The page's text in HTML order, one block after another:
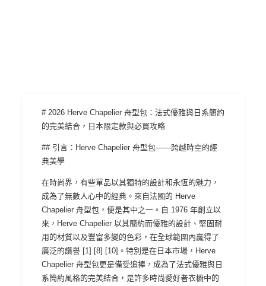
# 2026 Herve Chapelier 舟型包：法式優雅與日系簡約
的完美結合，日本限定款與必買攻略
## 引言：Herve Chapelier 舟型包——跨越時空的經
典美學
在時尚界，有些單品以其獨特的設計和永恆的魅力，
成為了無數人心中的經典。來自法國的 Herve
Chapelier 舟型包，便是其中之一。自 1976 年創立以
來，Herve Chapelier 以其簡約而優雅的設計、堅固耐
用的材質以及豐富多變的色彩，在全球範圍內贏得了
廣泛的讚譽 [1] [8] [10]。特別是在日本市場，Herve
Chapelier 舟型包更是備受追捧，成為了法式優雅與日
系簡約風格的完美結合，是許多時尚愛好者衣櫥中的